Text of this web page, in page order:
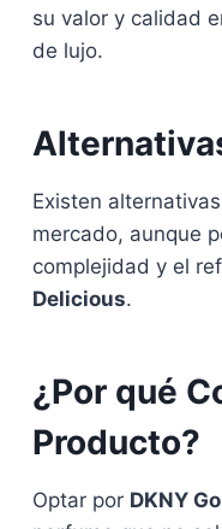
su valor y calidad
de lujo.
Existen
mercado, aunque
complejidad y el
Delicious.
¿Por qué
Producto?
Optar por DKNY